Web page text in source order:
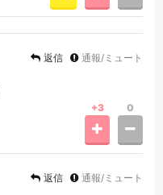
返信 通報/ミュート
+3 0
返信 通報/ミュート